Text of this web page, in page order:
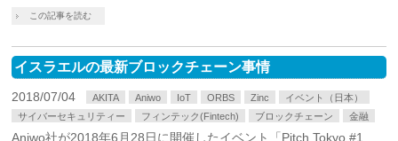
この記事を読む
イスラエルの最新ブロックチェーン事情
2018/07/04 AKITA Aniwo IoT ORBS Zinc
イベント（日本）
サイバーセキュリティー
フィンテック(Fintech) ブロックチェーン 金融
Aniwo社が2018年6月28日に開催したイベント「Pitch Tokyo #1